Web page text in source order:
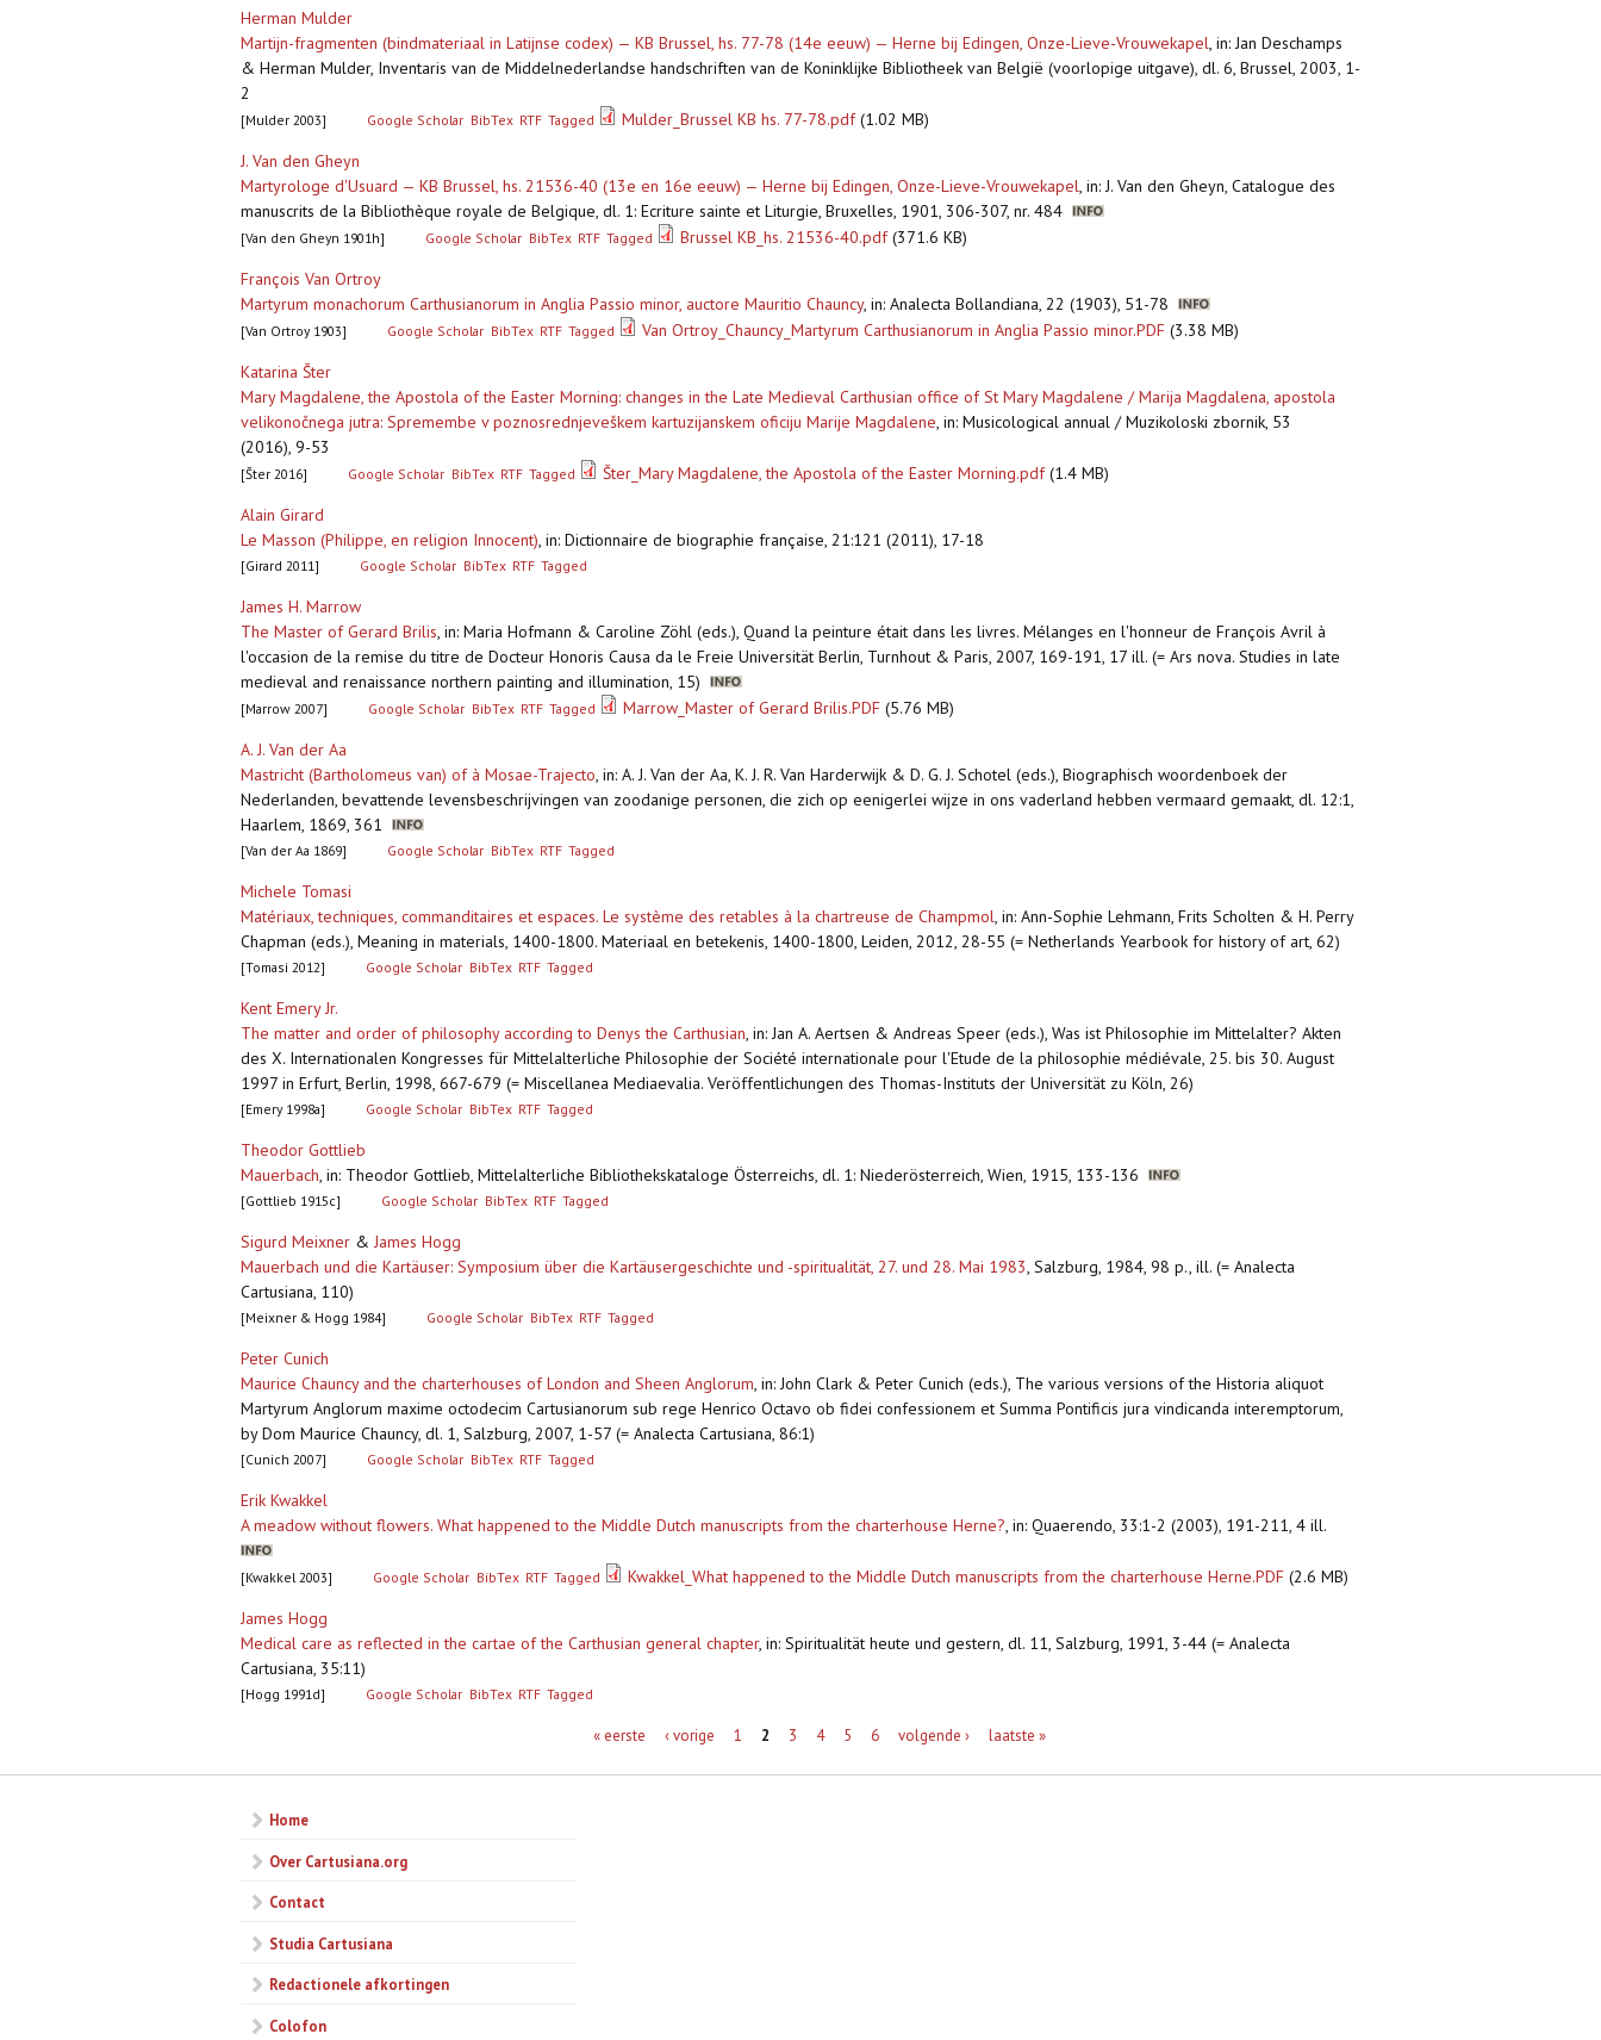
Herman Mulder
Martijn-fragmenten (bindmateriaal in Latijnse codex) — KB Brussel, hs. 77-78 (14e eeuw) — Herne bij Edingen, Onze-Lieve-Vrouwekapel, in: Jan Deschamps
& Herman Mulder, Inventaris van de Middelnederlandse handschriften van de Koninklijke Bibliotheek van België (voorlopige uitgave), dl. 6, Brussel, 2003, 1-
2
[Mulder 2003] Google Scholar BibTex RTF Tagged Mulder_Brussel KB hs. 77-78.pdf(1.02 MB)
J. Van den Gheyn
Martyrologe d'Usuard — KB Brussel, hs. 21536-40 (13e en 16e eeuw) — Herne bij Edingen, Onze-Lieve-Vrouwekapel, in: J. Van den Gheyn, Catalogue des
manuscrits de la Bibliothèque royale de Belgique, dl. 1: Ecriture sainte et Liturgie, Bruxelles, 1901, 306-307, nr. 484
[Van den Gheyn 1901h] Google Scholar BibTex RTF Tagged Brussel KB_hs. 21536-40.pdf(371.6 KB)
François Van Ortroy
Martyrum monachorum Carthusianorum in Anglia Passio minor, auctore Mauritio Chauncy, in: Analecta Bollandiana, 22 (1903), 51-78
[Van Ortroy 1903] Google Scholar BibTex RTF Tagged Van Ortroy_Chauncy_Martyrum Carthusianorum in Anglia Passio minor.PDF (3.38 MB)
Katarina Šter
Mary Magdalene, the Apostola of the Easter Morning: changes in the Late Medieval Carthusian office of St Mary Magdalene / Marija Magdalena, apostola
velikonočnega jutra: Spremembe v poznosrednjeveškem kartuzijanskem oficiju Marije Magdalene, in: Musicological annual / Muzikoloski zbornik, 53
(2016), 9-53
[Šter 2016] Google Scholar BibTex RTF Tagged Šter_Mary Magdalene, the Apostola of the Easter Morning.pdf(1.4 MB)
Alain Girard
Le Masson (Philippe, en religion Innocent), in: Dictionnaire de biographie française, 21:121 (2011), 17-18
[Girard 2011] Google Scholar BibTex RTF Tagged
James H. Marrow
The Master of Gerard Brilis, in: Maria Hofmann & Caroline Zöhl (eds.), Quand la peinture était dans les livres. Mélanges en l'honneur de François Avril à
l'occasion de la remise du titre de Docteur Honoris Causa da le Freie Universität Berlin, Turnhout & Paris, 2007, 169-191, 17 ill. (= Ars nova. Studies in late
medieval and renaissance northern painting and illumination, 15)
[Marrow 2007] Google Scholar BibTex RTF Tagged Marrow_Master of Gerard Brilis.PDF (5.76 MB)
A. J. Van der Aa
Mastricht (Bartholomeus van) of à Mosae-Trajecto, in: A. J. Van der Aa, K. J. R. Van Harderwijk & D. G. J. Schotel (eds.), Biographisch woordenboek der
Nederlanden, bevattende levensbeschrijvingen van zoodanige personen, die zich op eenigerlei wijze in ons vaderland hebben vermaard gemaakt, dl. 12:1,
Haarlem, 1869, 361
[Van der Aa 1869] Google Scholar BibTex RTF Tagged
Michele Tomasi
Matériaux, techniques, commanditaires et espaces. Le système des retables à la chartreuse de Champmol, in: Ann-Sophie Lehmann, Frits Scholten & H. Perry
Chapman (eds.), Meaning in materials, 1400-1800. Materiaal en betekenis, 1400-1800, Leiden, 2012, 28-55 (= Netherlands Yearbook for history of art, 62)
[Tomasi 2012] Google Scholar BibTex RTF Tagged
Kent Emery Jr.
The matter and order of philosophy according to Denys the Carthusian, in: Jan A. Aertsen & Andreas Speer (eds.), Was ist Philosophie im Mittelalter? Akten
des X. Internationalen Kongresses für Mittelalterliche Philosophie der Société internationale pour l'Etude de la philosophie médiévale, 25. bis 30. August
1997 in Erfurt, Berlin, 1998, 667-679 (= Miscellanea Mediaevalia. Veröffentlichungen des Thomas-Instituts der Universität zu Köln, 26)
[Emery 1998a] Google Scholar BibTex RTF Tagged
Theodor Gottlieb
Mauerbach, in: Theodor Gottlieb, Mittelalterliche Bibliothekskataloge Österreichs, dl. 1: Niederösterreich, Wien, 1915, 133-136
[Gottlieb 1915c] Google Scholar BibTex RTF Tagged
Sigurd Meixner & James Hogg
Mauerbach und die Kartäuser: Symposium über die Kartäusergeschichte und -spiritualität, 27. und 28. Mai 1983, Salzburg, 1984, 98 p., ill. (= Analecta
Cartusiana, 110)
[Meixner & Hogg 1984] Google Scholar BibTex RTF Tagged
Peter Cunich
Maurice Chauncy and the charterhouses of London and Sheen Anglorum, in: John Clark & Peter Cunich (eds.), The various versions of the Historia aliquot
Martyrum Anglorum maxime octodecim Cartusianorum sub rege Henrico Octavo ob fidei confessionem et Summa Pontificis jura vindicanda interemptorum,
by Dom Maurice Chauncy, dl. 1, Salzburg, 2007, 1-57 (= Analecta Cartusiana, 86:1)
[Cunich 2007] Google Scholar BibTex RTF Tagged
Erik Kwakkel
A meadow without flowers. What happened to the Middle Dutch manuscripts from the charterhouse Herne?, in: Quaerendo, 33:1-2 (2003), 191-211, 4 ill.
[Kwakkel 2003] Google Scholar BibTex RTF Tagged Kwakkel_What happened to the Middle Dutch manuscripts from the charterhouse Herne.PDF (2.6 MB)
James Hogg
Medical care as reflected in the cartae of the Carthusian general chapter, in: Spiritualität heute und gestern, dl. 11, Salzburg, 1991, 3-44 (= Analecta
Cartusiana, 35:11)
[Hogg 1991d] Google Scholar BibTex RTF Tagged
« eerste ‹ vorige 1 2 3 4 5 6 volgende › laatste »
Home
Over Cartusiana.org
Contact
Studia Cartusiana
Redactionele afkortingen
Colofon